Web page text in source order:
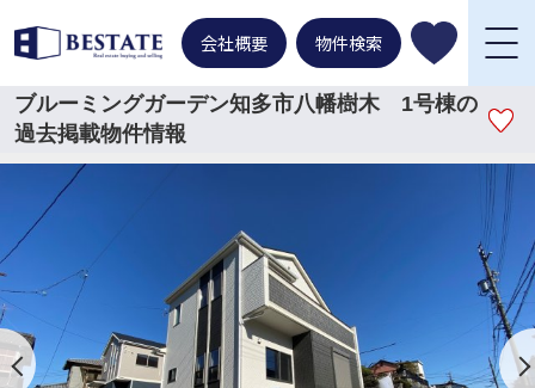
会社概要 物件検索
ブルーミングガーデン知多市八幡樹木 1号棟の
過去掲載物件情報